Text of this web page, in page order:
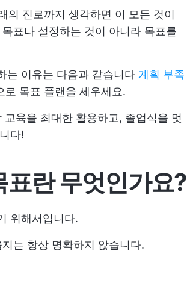
의 진로까지 생각하면 이 모든 것이
표나 설정하는 것이 아니라 목표를
는 이유는 다음과 같습니다 계획 부족
로 목표 플랜을 세우세요.
육을 최대한 활용하고, 졸업식을 멋
다!
란 무엇인가요?
위해서입니다.
는 항상 명확하지 않습니다.